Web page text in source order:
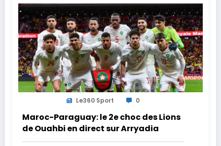
Le360 Sport 0
Maroc-Paraguay: le 2e choc des Lions
de Ouahbi en direct sur Arryadia